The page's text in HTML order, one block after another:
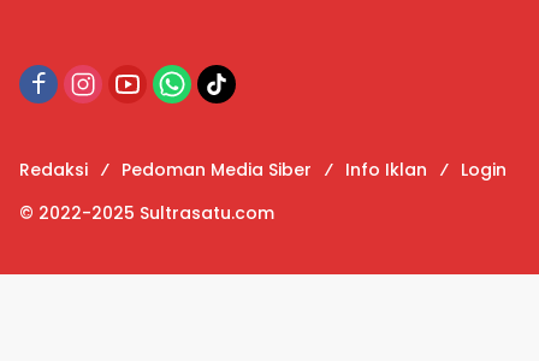
Redaksi Pedoman Media Siber Info Iklan
Login
© 2022-2025 Sultrasatu.com